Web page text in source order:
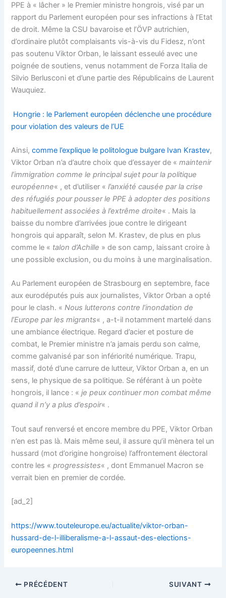
PPE à « lâcher » le Premier ministre hongrois, visé par un
rapport du Parlement européen pour ses infractions à l’Etat
de droit. Même la CSU bavaroise et l’ÖVP autrichien,
d’ordinaire plutôt complaisants vis-à-vis du Fidesz, n’ont
pas soutenu Viktor Orban, le laissant esseulé avec une
poignée de soutiens, venus notamment de Forza Italia de
Silvio Berlusconi et d’une partie des Républicains de Laurent
Wauquiez.
Hongrie : le Parlement européen déclenche une procédure
pour violation des valeurs de l’UE
Ainsi,comme l’explique le politologue bulgare Ivan Krastev,
Viktor Orban n’a d’autre choix que d’essayer de «maintenir
l’immigration comme le principal sujet pour la politique
européenne« , et d’utiliser «l’anxiété causée par la crise
des réfugiés pour pousser le PPE à adopter des positions
habituellement associées à l’extrême droite« . Mais la
baisse du nombre d’arrivées joue contre le dirigeant
hongrois qui apparaît, selon M. Krastev, de plus en plus
comme le « talon d’Achille » de son camp, laissant croire à
une possible exclusion, ou du moins à une marginalisation.
Au Parlement européen de Strasbourg en septembre, face
aux eurodéputés puis aux journalistes, Viktor Orban a opté
pour le clash. «Nous lutterons contre l’inondation de
l’Europe par les migrants« , a-t-il notamment martelé dans
une ambiance électrique. Regard d’acier et posture de
combat, le Premier ministre n’a jamais perdu son calme,
comme galvanisé par son infériorité numérique. Trapu,
massif, doté d’une carrure de lutteur, Viktor Orban a, en un
sens, le physique de sa politique. Se référant à un poète
hongrois, il lance : «je peux continuer mon combat même
quand il n’y a plus d’espoir« .
Tout sauf renversé et encore membre du PPE, Viktor Orban
n’en est pas là. Mais même seul, il assure qu’il mènera tel un
hussard (mot d’origine hongroise) l’affrontement électoral
contre les «progressistes« , dont Emmanuel Macron se
verrait bien en premier de cordée.
[ad_2]
https://www.touteleurope.eu/actualite/viktor-orban-
hussard-de-l-illiberalisme-a-l-assaut-des-elections-
europeennes.html
PRÉCÉDENT SUIVANT